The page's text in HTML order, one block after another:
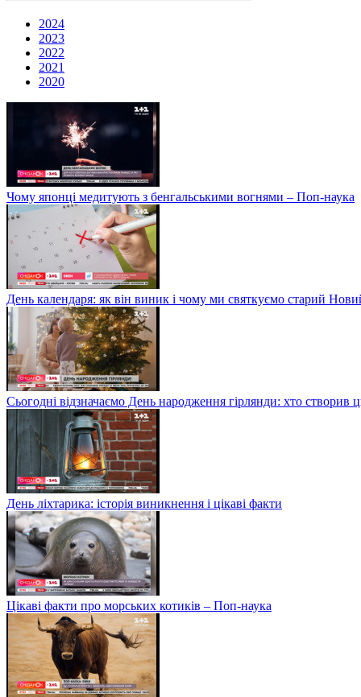
2024
2023
2022
2021
2020
Чому японці медитують з бенгальськими вогнями – Поп-наука
День календаря: як він виник і чому ми святкуємо старий
Сьогодні відзначаємо День народження гірлянди: хто створив
День ліхтарика: історія виникнення і цікаві факти
Цікаві факти про морських котиків – Поп-наука